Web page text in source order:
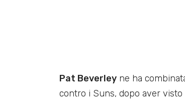
Pat Beverley ne ha
contro i Suns, dopo aver visto